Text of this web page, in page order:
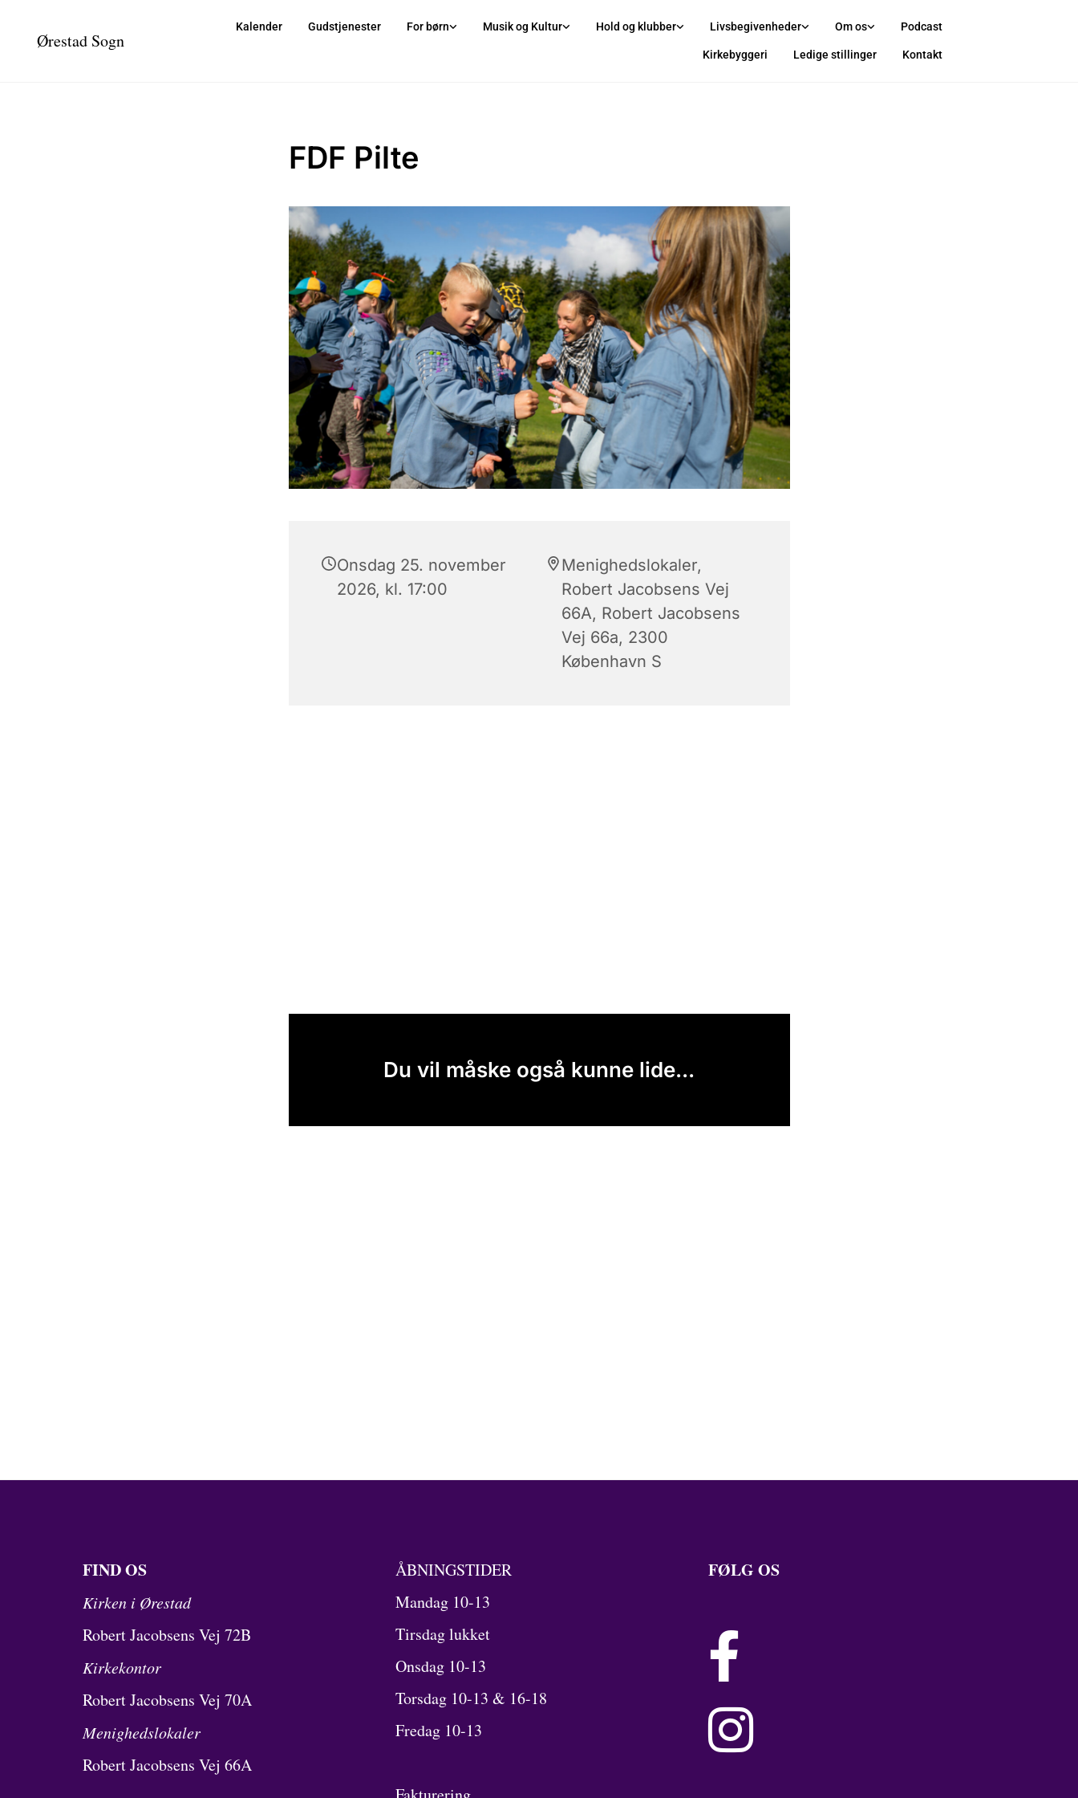
Ørestad Sogn
Kalender Gudstjenester For børn Musik og Kultur Hold og klubber Livsbegivenheder Om os Podcast
Kirkebyggeri Ledige stillinger Kontakt
FDF Pilte
Onsdag 25. november
2026, kl. 17:00
Menighedslokaler,
Robert Jacobsens Vej
66A, Robert Jacobsens
Vej 66a, 2300
København S
Du vil måske også kunne lide...
FIND OS
Kirken i Ørestad
Robert Jacobsens Vej 72B
Kirkekontor
Robert Jacobsens Vej 70A
Menighedslokaler
Robert Jacobsens Vej 66A
ÅBNINGSTIDER
Mandag 10-13
Tirsdag lukket
Onsdag 10-13
Torsdag 10-13 & 16-18
Fredag 10-13
FØLG OS

